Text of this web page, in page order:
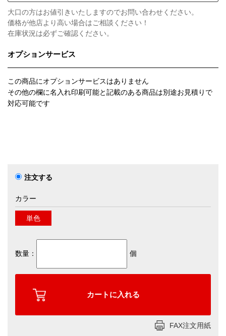
大口の方はお値引きいたしますのでお問い合わせください。
価格が他店より高い場合はご相談ください！
在庫状況は必ずご確認ください。
オプションサービス
この商品にオプションサービスはありません
その他の欄に名入れ印刷可能と記載のある商品は別途お見積りで
対応可能です
注文する
カラー
単色
数量： 個
FAX注文用紙